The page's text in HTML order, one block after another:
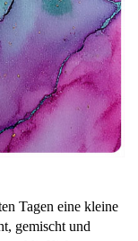
Tagen eine kleine
gemischt und